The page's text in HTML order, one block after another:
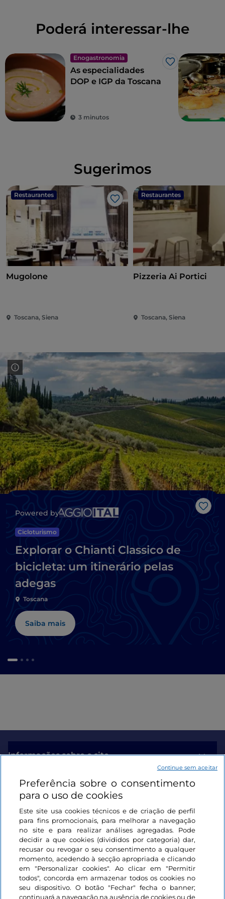
Poderá interessar-lhe
Enogastronomia
Gosto
As especialidades
DOP e IGP da Toscana
3 minutos
Sugerimos
Restaurantes
Gosto
Mugolone
Toscana, Siena
Restaurantes
Pizzeria Ai Portici
Toscana, Siena
Powered by
Cicloturismo
Explorar o Chianti Classico de
bicicleta: um itinerário pelas
adegas
Toscana
Saiba mais
Informações sobre o site
Ligações úteis
Iniciar sessão
Mantenha-se em contacto
Preferência sobre o consentimento
para o uso de cookies
Este site usa cookies técnicos e de criação de perfil
para fins promocionais, para melhorar a navegação
no site e para realizar análises agregadas. Pode
decidir a que cookies (divididos por categoria) dar,
recusar ou revogar o seu consentimento a qualquer
momento, acedendo à secção apropriada e clicando
em "Personalizar cookies". Ao clicar em "Permitir
todos", concorda em armazenar todos os cookies no
seu dispositivo. O botão "Fechar" fecha o banner;
continuará a navegação na ausência de cookies ou de
Continue sem aceitar